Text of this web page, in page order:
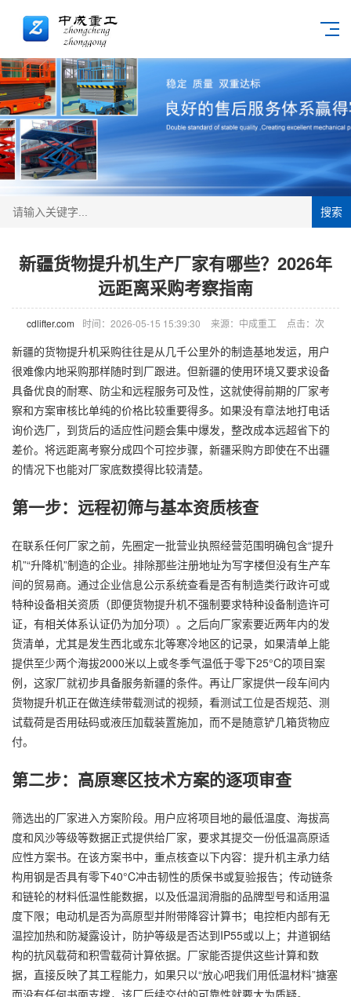
搜索
新疆货物提升机生产厂家有哪些？2026年
远距离采购考察指南
cdlifter.com 时间：2026-05-15 15:39:30 来源：中成重工 点击： 次
新疆的货物提升机采购往往是从几千公里外的制造基地发运，用户
很难像内地采购那样随时到厂跟进。但新疆的使用环境又要求设备
具备优良的耐寒、防尘和远程服务可及性，这就使得前期的厂家考
察和方案审核比单纯的价格比较重要得多。如果没有章法地打电话
询价选厂，到货后的适应性问题会集中爆发，整改成本远超省下的
差价。将远距离考察分成四个可控步骤，新疆采购方即使在不出疆
的情况下也能对厂家底数摸得比较清楚。
第一步：远程初筛与基本资质核查
在联系任何厂家之前，先圈定一批营业执照经营范围明确包含“提升
机”“升降机”制造的企业。排除那些注册地址为写字楼但没有生产车
间的贸易商。通过企业信息公示系统查看是否有制造类行政许可或
特种设备相关资质（即便货物提升机不强制要求特种设备制造许可
证，有相关体系认证仍为加分项）。之后向厂家索要近两年内的发
货清单，尤其是发生西北或东北等寒冷地区的记录，如果清单上能
提供至少两个海拔2000米以上或冬季气温低于零下25°C的项目案
例，这家厂就初步具备服务新疆的条件。再让厂家提供一段车间内
货物提升机正在做连续带载测试的视频，看测试工位是否规范、测
试载荷是否用砝码或液压加载装置施加，而不是随意铲几箱货物应
付。
第二步：高原寒区技术方案的逐项审查
筛选出的厂家进入方案阶段。用户应将项目地的最低温度、海拔高
度和风沙等级等数据正式提供给厂家，要求其提交一份低温高原适
应性方案书。在该方案书中，重点核查以下内容：提升机主承力结
构用钢是否具有零下40°C冲击韧性的质保书或复验报告；传动链条
和链轮的材料低温性能数据，以及低温润滑脂的品牌型号和适用温
度下限；电动机是否为高原型并附带降容计算书；电控柜内部有无
温控加热和防凝露设计，防护等级是否达到IP55或以上；井道钢结
构的抗风载荷和积雪载荷计算依据。厂家能否提供这些计算和数
据，直接反映了其工程能力，如果只以“放心吧我们用低温材料”搪塞
而没有任何书面支撑，该厂后续交付的可靠性就要大为质疑。